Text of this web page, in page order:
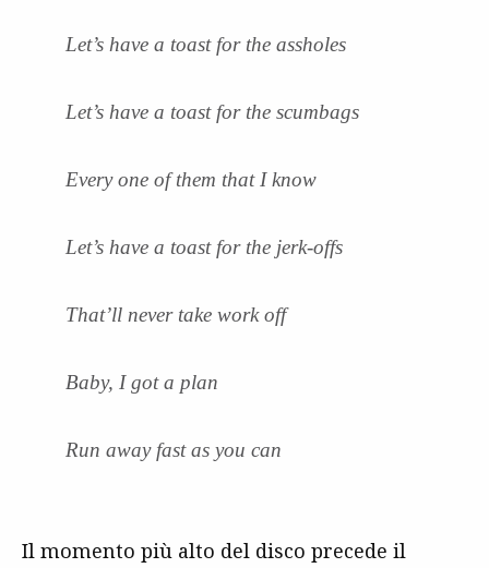
Let’s have a toast for the assholes
Let’s have a toast for the scumbags
Every one of them that I know
Let’s have a toast for the jerk-offs
That’ll never take work off
Baby, I got a plan
Run away fast as you can
Il momento più alto del disco precede il